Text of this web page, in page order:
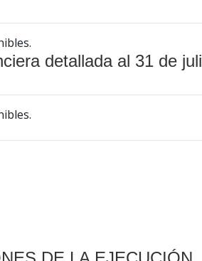
detallada al 31 de